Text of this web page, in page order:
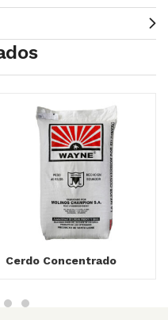
Cerdo Concentrado